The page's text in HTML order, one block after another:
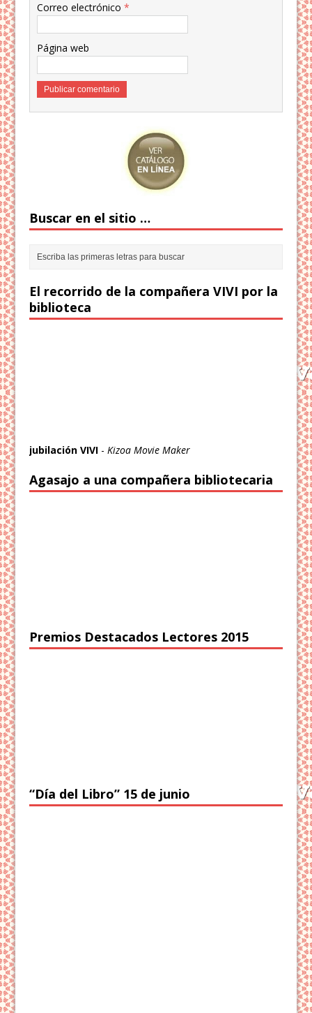
Correo electrónico*
Página web
Buscar en el sitio …
El recorrido de la compañera VIVI por la
biblioteca
jubilación VIVI - Kizoa Movie Maker
Agasajo a una compañera bibliotecaria
Premios Destacados Lectores 2015
“Día del Libro” 15 de junio